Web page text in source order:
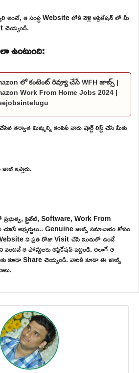
ఆ సంస్థ Website లోకి వెళ్లి అప్లికేషన్ లో మీ
చెయ్యండి.
ఉంటుంది:
లో కంటెంట్ రివ్యూ చేసే WFH జాబ్స్ |
Work From Home Jobs 2024 |
తర్వాత మిమ్మల్ని కంపెనీ వారు షార్ట్ లిస్ట్ చేసి మీకు
ఇస్తారు.
ప్రైవేట్, Software, Work From
చూసే అభ్యర్థులు.. Genuine జాబ్స్ సమాచారం కోసం
ని ప్రతి రోజు Visit చేసి ఇందులో ఉండే
ఆ పోస్టులకు అప్లికేషన్ పెట్టండి. అలాగే ఆ
కూడా Share చెయ్యండి. వారికి కూడా ఈ జాబ్స్